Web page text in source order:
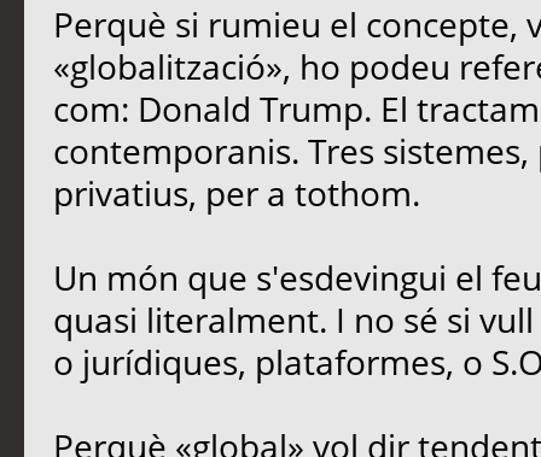
Perquè si rumieu el concepte,
«globalització», ho podeu
com: Donald Trump. El
contemporanis. Tres
privatius, per a tothom.
Un món que s'esdevingui el
quasi literalment. I no sé si
o jurídiques, plataformes, o
Perquè «global» vol dir